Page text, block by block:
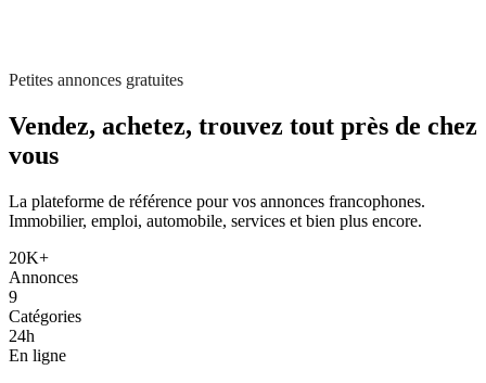
Petites annonces gratuites
Vendez, achetez, trouvez tout près de chez
vous
La plateforme de référence pour vos annonces francophones.
Immobilier, emploi, automobile, services et bien plus encore.
20K+
Annonces
9
Catégories
24h
En ligne